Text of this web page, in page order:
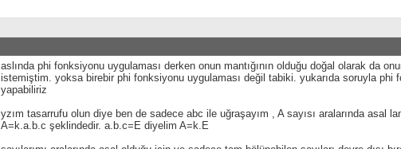
aslında phi fonksiyonu uygulaması derken onun mantığının olduğu doğal olarak da
istemiştim. yoksa birebir phi fonksiyonu uygulaması değil tabiki. yukarıda soruyla phi
yapabiliriz
yzım tasarrufu olun diye ben de sadece abc ile uğraşayım , A sayısı aralarında asal
A=k.a.b.c şeklindedir. a.b.c=E diyelim A=k.E